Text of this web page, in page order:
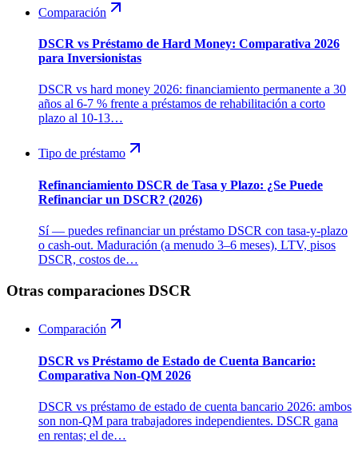
Comparación
DSCR vs Préstamo de Hard Money: Comparativa 2026
para Inversionistas
DSCR vs hard money 2026: financiamiento permanente a 30
años al 6-7 % frente a préstamos de rehabilitación a corto
plazo al 10-13…
Tipo de préstamo
Refinanciamiento DSCR de Tasa y Plazo: ¿Se Puede
Refinanciar un DSCR? (2026)
Sí — puedes refinanciar un préstamo DSCR con tasa-y-plazo
o cash-out. Maduración (a menudo 3–6 meses), LTV, pisos
DSCR, costos de…
Otras comparaciones DSCR
Comparación
DSCR vs Préstamo de Estado de Cuenta Bancario:
Comparativa Non-QM 2026
DSCR vs préstamo de estado de cuenta bancario 2026: ambos
son non-QM para trabajadores independientes. DSCR gana
en rentas; el de…